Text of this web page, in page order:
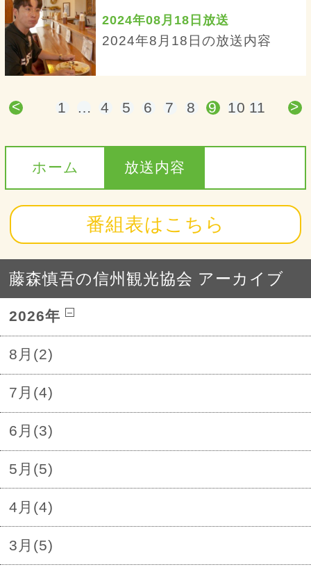
2024年08月18日放送
2024年8月18日の放送内容
< 1 … 4 5 6 7 8 9 10 11 >
ホーム 放送内容
番組表はこちら
藤森慎吾の信州観光協会 アーカイブ
2026年
8月(2)
7月(4)
6月(3)
5月(5)
4月(4)
3月(5)